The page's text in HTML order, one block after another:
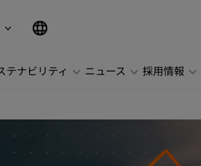
テナビリティ ニュース 採用情報